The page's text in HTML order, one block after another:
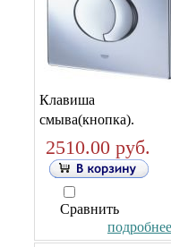
Клавиша
смыва(кнопка).
2510.00 руб.
Сравнить